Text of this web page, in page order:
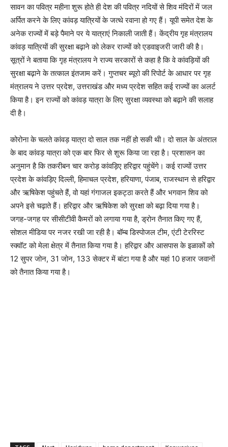
सावन का पवित्र महीना शुरू होते ही देश की पवित्र नदियों से शिव मंदिरों में जल
अर्पित करने के लिए कांवड़ यात्रियों के जत्थे रवाना हो गए हैं। यूपी समेत देश के
अनेक राज्यों में बड़े पैमाने पर ये यात्राएं निकाली जाती हैं। केंद्रीय गृह मंत्रालय
कांवड़ यात्रियों की सुरक्षा बढ़ाने को लेकर राज्यों को एडवाइजरी जारी की है।
सूत्रों ने बताया कि गृह मंत्रालय ने राज्य सरकारों से कहा है कि वे कांवड़ियों की
सुरक्षा बढ़ाने के तत्काल इंतजाम करें। गुप्तचर ब्यूरो की रिपोर्ट के आधार पर गृह
मंत्रालय ने उत्तर प्रदेश, उत्तराखंड और मध्य प्रदेश सहित कई राज्यों का अलर्ट
किया है। इन राज्यों को कांवड़ यात्रा के लिए सुरक्षा व्यवस्था को बढ़ाने की सलाह
दी है।
कोरोना के चलते कांवड़ यात्रा दो साल तक नहीं हो सकी थी। दो साल के अंतराल
के बाद कांवड़ यात्रा को एक बार फिर से शुरू किया जा रहा है। प्रशासन का
अनुमान है कि तकरीबन चार करोड़ कांवड़िए हरिद्वार पहुंचेंगे। कई राज्यों उत्तर
प्रदेश के कांवड़िए दिल्ली, हिमाचल प्रदेश, हरियाणा, पंजाब, राजस्थान से हरिद्वार
और ऋषिकेश पहुंचते हैं, वो यहां गंगाजल इकट्ठा करते हैं और भगवान शिव को
अपने इसे चढ़ाते हैं। हरिद्वार और ऋषिकेश को सुरक्षा को बढ़ा दिया गया है।
जगह-जगह पर सीसीटीवी कैमरों को लगाया गया है, ड्रोन तैनात किए गए हैं,
सोशल मीडिया पर नजर रखी जा रही है। बॉम्ब डिस्पोजल टीम, एंटी टेररिस्ट
स्क्वॉट को मेला क्षेत्र में तैनात किया गया है। हरिद्वार और आसपास के इळाकों को
12 सुपर जोन, 31 जोन, 133 सेक्टर में बांटा गया है और यहां 10 हजार जवानों
को तैनात किया गया है।